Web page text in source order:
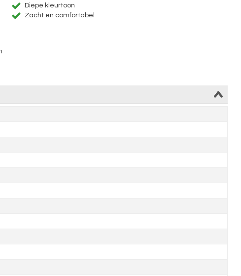
Diepe kleurtoon
Zacht en comfortabel